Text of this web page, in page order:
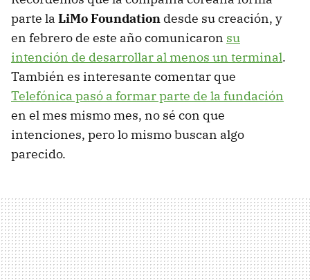
parte la LiMo Foundation desde su creación, y
en febrero de este año comunicaron su
intención de desarrollar al menos un terminal.
También es interesante comentar que
Telefónica pasó a formar parte de la fundación
en el mes mismo mes, no sé con que
intenciones, pero lo mismo buscan algo
parecido.